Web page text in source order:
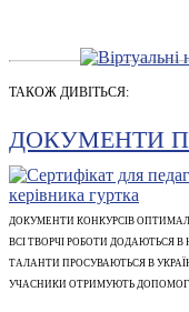
ТАКОЖ ДИВІТЬСЯ:
ДОКУМЕНТИ
ДОКУМЕНТИ КОНКУРСІВ
ВСІ ТВОРЧІ РОБОТИ ДОДАЮТЬСЯ
ТАЛАНТИ ПРОСУВАЮТЬСЯ В
УЧАСНИКИ ОТРИМУЮТЬ